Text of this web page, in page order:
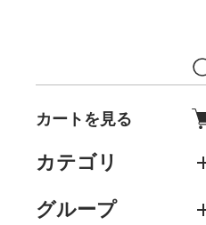
カートを見る
カテゴリ
グループ